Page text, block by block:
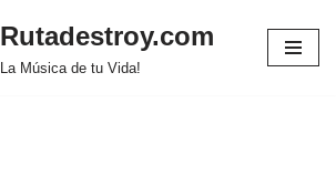
Rutadestroy.com
La Música de tu Vida!